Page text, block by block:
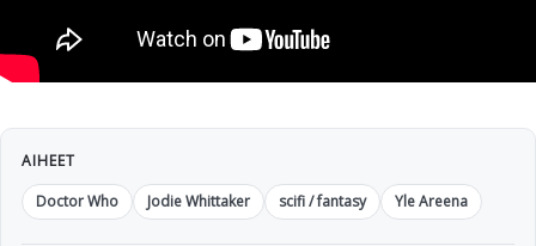
AIHEET
Doctor Who
Jodie Whittaker scifi / fantasy Yle Areena